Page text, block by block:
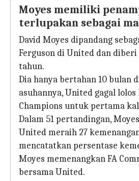
Moyes memiliki
terlupakan sebagai
David Moyes dipandang
Ferguson di United dan
tahun.
Dia hanya bertahan 10 bulan
asuhannya, United gagal lolos
Champions untuk pertama
Dalam 51 pertandingan,
United meraih 27
mencatatkan persentase
Moyes memenangkan FA
bersama United.